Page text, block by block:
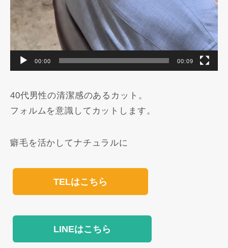
00:00 00:09
40代男性の清潔感のあるカット。
フォルムを意識してカットします。
癖毛を活かしてナチュラルに️
TELはこちら
LINEはこちら